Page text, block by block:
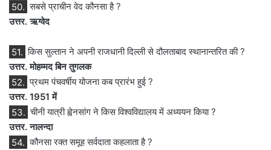
50. सबसे प्राचीन वेद कौनसा है ?
उत्तर. ऋग्वेद
51. किस सुल्तान ने अपनी राजधानी दिल्ली से दौलताबाद स्थानान्तरित की ?
उत्तर. मोहम्मद बिन तुगलक
52. प्रथम पंचवर्षीय योजना कब प्रारंभ हुई ?
उत्तर. 1951 में
53. चीनी यात्री ह्वेनसांग ने किस विश्वविद्यालय में अध्ययन किया ?
उत्तर. नालन्दा
54. कौनसा रक्त समूह सर्वदाता कहलाता है ?